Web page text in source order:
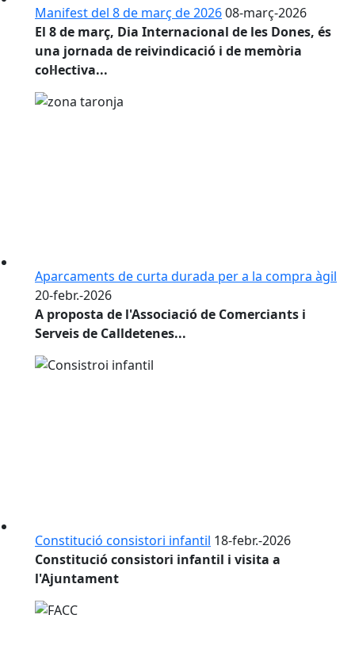
Manifest del 8 de març de 202608-març-2026
El 8 de març, Dia Internacional de les Dones, és
una jornada de reivindicació i de memòria
col·lectiva...
Aparcaments de curta durada per a la compra àgil
20-febr.-2026
A proposta de l'Associació de Comerciants i
Serveis de Calldetenes...
Constitució consistori infantil 18-febr.-2026
Constitució consistori infantil i visita a
l'Ajuntament